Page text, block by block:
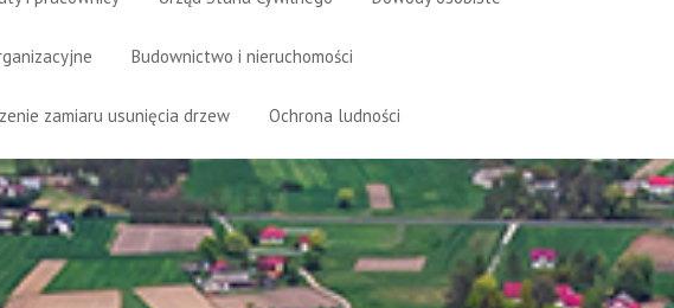
Budownictwo i nieruchomości
zamiaru usunięcia drzew Ochrona ludności